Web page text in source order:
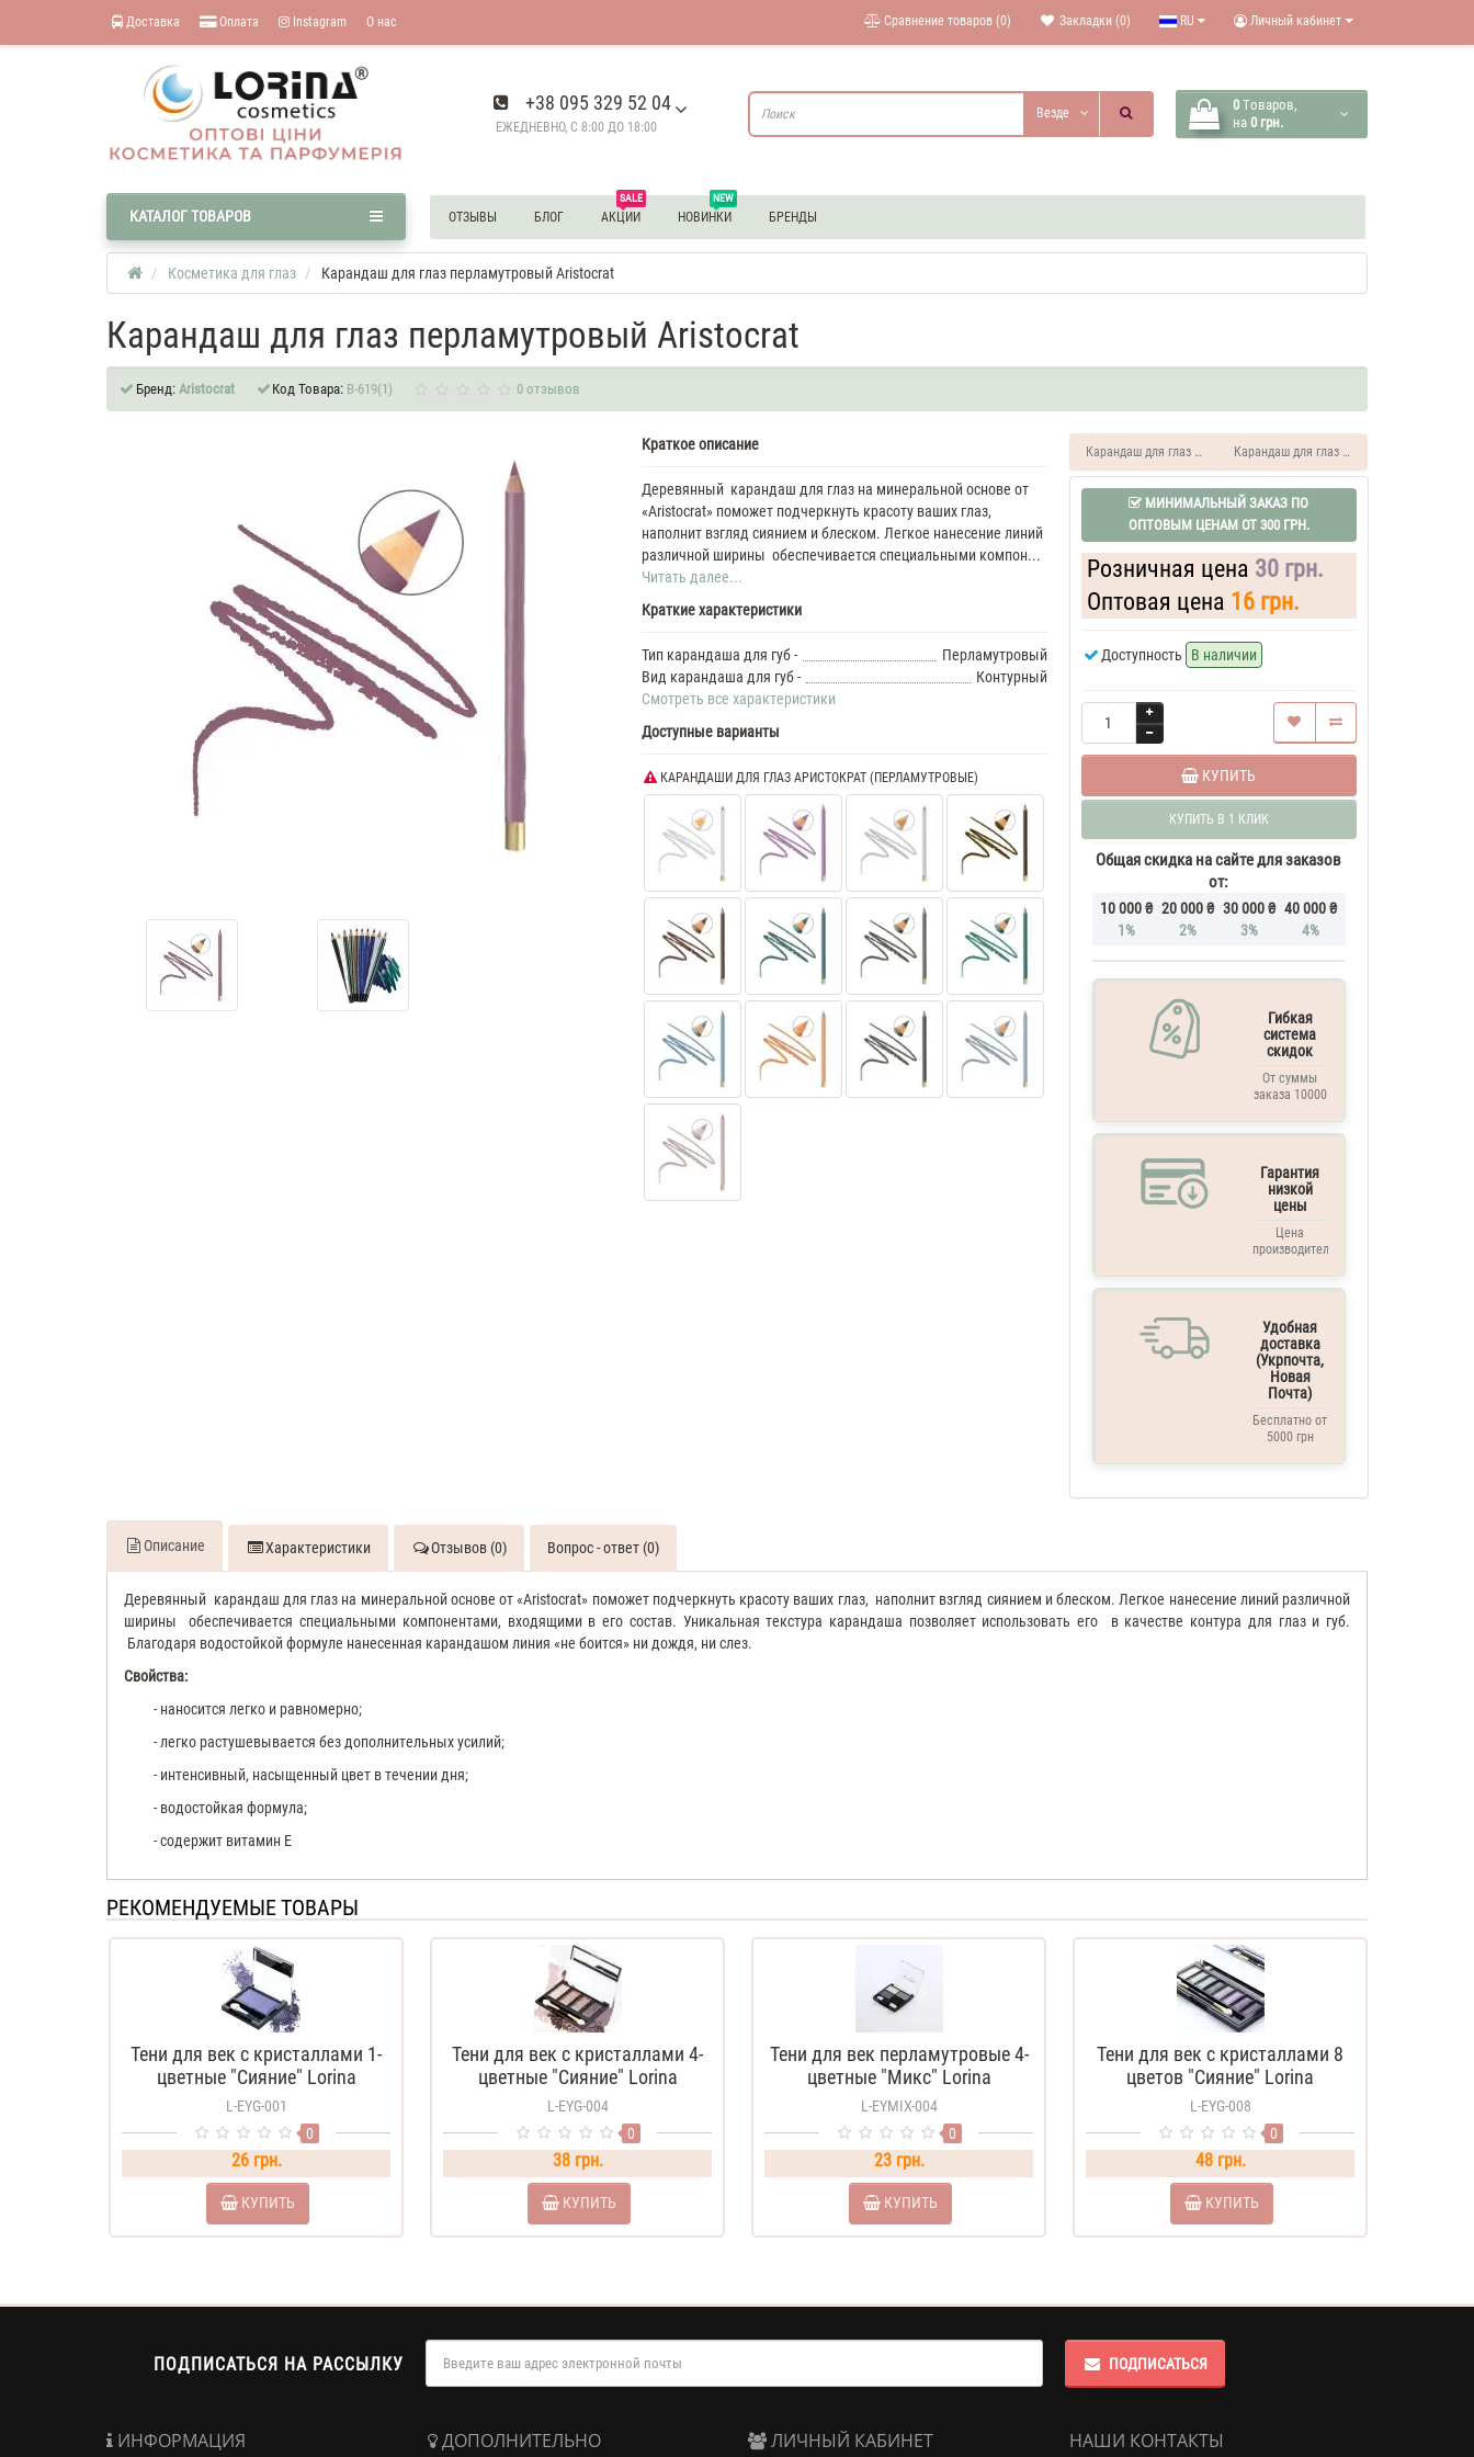
Доставка Оплата Instagram О нас Личный кабинет
RU
Закладки (0)
Сравнение товаров (0)
+38 095 329 52 04
ЕЖЕДНЕВНО, С 8:00 ДО 18:00
0 Tоваров,
на 0 грн.
Везде
ОТЗЫВЫ БЛОГ
SALE
АКЦИИ
NEW
НОВИНКИ БРЕНДЫ
КАТАЛОГ ТОВАРОВ
Косметика для глаз Карандаш для глаз перламутровый Aristocrat
Карандаш для глаз перламутровый Aristocrat
Бренд: Aristocrat Код Товара: B-619(1) 0 отзывов
Краткое описание
Деревянный карандаш для глаз на минеральной основе от
«Aristocrat» поможет подчеркнуть красоту ваших глаз,
наполнит взгляд сиянием и блеском. Легкое нанесение линий
различной ширины обеспечивается специальными компон...
Читать далее...
Краткие характеристики
Тип карандаша для губ -
Перламутровый
Вид карандаша для губ -
Контурный
Смотреть все характеристики
Доступные варианты
КАРАНДАШИ ДЛЯ ГЛАЗ АРИСТОКРАТ (ПЕРЛАМУТРОВЫЕ)
Карандаш для глаз матовый "2 в 1" LorinaКарандаш для глаз матовый Aristocrat
МИНИМАЛЬНЫЙ ЗАКАЗ ПО
ОПТОВЫМ ЦЕНАМ ОТ 300 ГРН.
Розничная цена 30 грн.
Оптовая цена 16 грн.
Доступность В наличии
КУПИТЬ
КУПИТЬ В 1 КЛИК
Общая скидка на сайте для заказов
от:
10 000 ₴
1%
20 000 ₴
2%
30 000 ₴
3%
40 000 ₴
4%
Гибкая
система
скидок
От суммы
заказа 10000
Гарантия
низкой
цены
Цена
производителя
Удобная
доставка
(Укрпочта,
Новая
Почта)
Бесплатно от
5000 грн
Описание Характеристики Отзывов (0) Вопрос - ответ (0)
Деревянный карандаш для глаз на минеральной основе от «Aristocrat» поможет подчеркнуть красоту ваших глаз, наполнит взгляд сиянием и блеском. Легкое нанесение линий различной
ширины
обеспечивается специальными компонентами, входящими в его состав. Уникальная текстура карандаша позволяет использовать его
в качестве контура для глаз и губ.
Благодаря водостойкой формуле нанесенная карандашом линия «не боится» ни дождя, ни слез.
Свойства:
- наносится легко и равномерно;
- легко растушевывается без дополнительных усилий;
- интенсивный, насыщенный цвет в течении дня;
- водостойкая формула;
- содержит витамин Е
РЕКОМЕНДУЕМЫЕ ТОВАРЫ
Тени для век с кристаллами 1-
цветные "Сияние" Lorina
L-EYG-001
0
26 грн.
КУПИТЬ
Тени для век с кристаллами 4-
цветные "Сияние" Lorina
L-EYG-004
0
38 грн.
КУПИТЬ
Тени для век перламутровые 4-
цветные "Микс" Lorina
L-EYMIX-004
0
23 грн.
КУПИТЬ
Тени для век с кристаллами 8
цветов "Сияние" Lorina
L-EYG-008
0
48 грн.
КУПИТЬ
ПОДПИСАТЬСЯ НА РАССЫЛКУ ПОДПИСАТЬСЯ
ИНФОРМАЦИЯ ДОПОЛНИТЕЛЬНО ЛИЧНЫЙ КАБИНЕТ НАШИ КОНТАКТЫ